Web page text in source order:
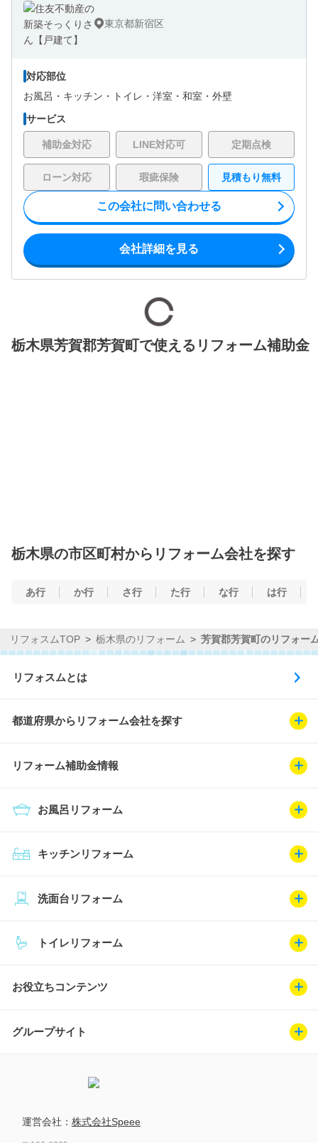
東京都新宿区
対応部位
お風呂・ キッチン・ トイレ・ 洋室・ 和室・ 外壁
サービス
補助金対応 LINE対応可 定期点検
ローン対応 瑕疵保険 見積もり無料
この会社に問い合わせる
会社詳細を見る
栃木県芳賀郡芳賀町で使えるリフォーム補助金
栃木県の市区町村からリフォーム会社を探す
あ行 か行 さ行 た行 な行 は行
リフォスムTOP 栃木県のリフォーム 芳賀郡芳賀町のリフォー
リフォスムとは
都道府県からリフォーム会社を探す
リフォーム補助金情報
キッチンリフォーム
お風呂リフォーム
トイレリフォーム
洗面台リフォーム
お役立ちコンテンツ
グループサイト
運営会社： 株式会社Speee